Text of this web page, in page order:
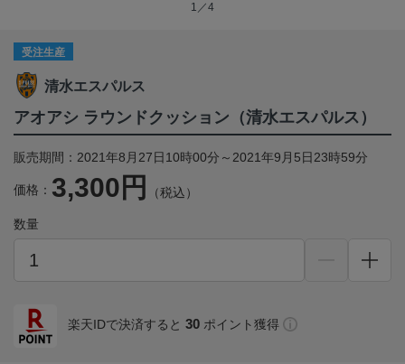
1／4
受注生産
清水エスパルス
アオアシ ラウンドクッション（清水エスパルス）
販売期間：2021年8月27日10時00分～2021年9月5日23時59分
価格： 3,300円 （税込）
数量
楽天IDで決済すると 30 ポイント獲得